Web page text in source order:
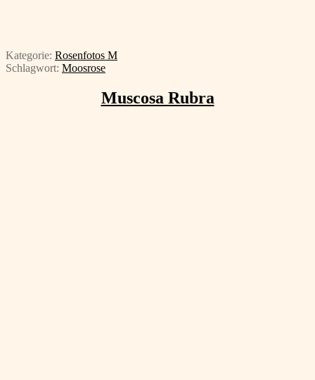
Kategorie: Rosenfotos M
Schlagwort: Moosrose
Muscosa Rubra